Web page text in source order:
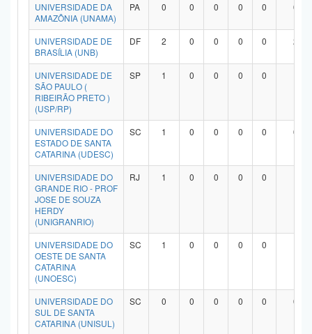
UNIVERSIDADE DA
AMAZÔNIA (UNAMA)
PA 0 0 0 0 0 0
UNIVERSIDADE DE
BRASÍLIA (UNB)
DF 2 0 0 0 0 2
UNIVERSIDADE DE
SÃO PAULO (
RIBEIRÃO PRETO )
(USP/RP)
SP 1 0 0 0 0
UNIVERSIDADE DO
ESTADO DE SANTA
CATARINA (UDESC)
SC 1 0 0 0 0 0
UNIVERSIDADE DO
GRANDE RIO - PROF
JOSE DE SOUZA
HERDY
(UNIGRANRIO)
RJ 1 0 0 0 0
UNIVERSIDADE DO
OESTE DE SANTA
CATARINA
(UNOESC)
SC 1 0 0 0 0
UNIVERSIDADE DO
SUL DE SANTA
CATARINA (UNISUL)
SC 0 0 0 0 0 0